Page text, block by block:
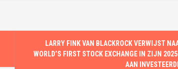
LARRY FINK VAN BLACKROCK VERWIJST
WORLD’S FIRST STOCK EXCHANGE IN ZIJN
AAN